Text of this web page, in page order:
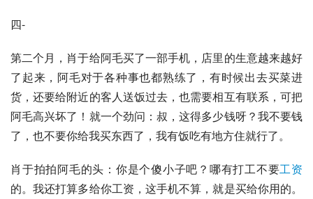
四-
第二个月，肖于给阿毛买了一部手机，店里的生意越来越好
了起来，阿毛对于各种事也都熟练了，有时候出去买菜进
货，还要给附近的客人送饭过去，也需要相互有联系，可把
阿毛高兴坏了！就一个劲问：叔，这得多少钱呀？我不要钱
了，也不要你给我买东西了，我有饭吃有地方住就行了。
肖于拍拍阿毛的头：你是个傻小子吧？哪有打工不要工资
的。我还打算多给你工资，这手机不算，就是买给你用的。